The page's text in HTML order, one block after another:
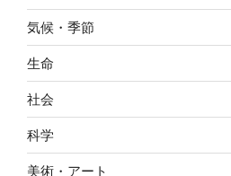
気候・季節
生命
社会
科学
美術・アート